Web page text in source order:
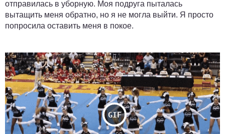
отправилась в уборную. Моя подруга пыталась
вытащить меня обратно, но я не могла выйти. Я просто
попросила оставить меня в покое.